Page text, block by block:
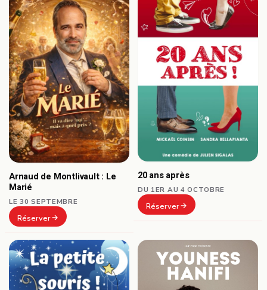
Arnaud de Montlivault : Le
Marié
LE 30 SEPTEMBRE
Réserver
20 ans après
DU 1ER AU 4 OCTOBRE
Réserver